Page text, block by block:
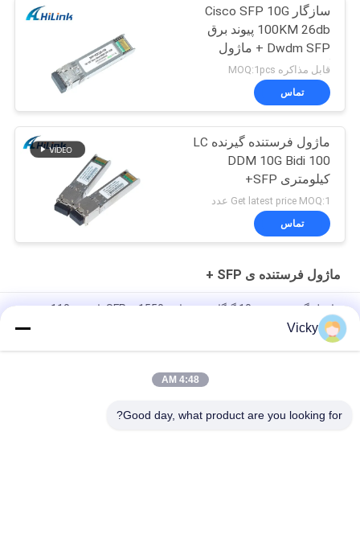
سازگار Cisco SFP 10G
100KM 26db پیوند برق
Dwdm SFP + ماژول
گیرنده
قابل مذاکره MOQ:1pcs
تماس
ماژول فرستنده گیرنده LC
DDM 10G Bidi 100
کیلومتری SFP+
Get latest price MOQ:1 عدد
تماس
ماژول فرستنده ی SFP +
ماژول گیرنده نوری 10 گیگابیت بر ثانیه SFP + 1550 نانومتر 110
کیلومتر سازگار با RoHS
25Gbps BIDI 40KM 1270/1310nm 40KM APD LC DOM ترانسسیور
Vicky
4:48 AM
Good day, what product are you looking for?